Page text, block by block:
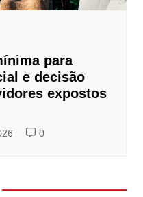
para
e decisão
expostos
0